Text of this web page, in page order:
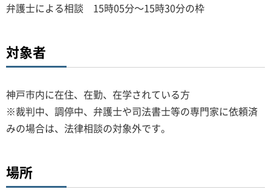
弁護士による相談 15時05分～15時30分の枠
対象者
神戸市内に在住、在勤、在学されている方
※裁判中、調停中、弁護士や司法書士等の専門家に依頼済
みの場合は、法律相談の対象外です。
場所